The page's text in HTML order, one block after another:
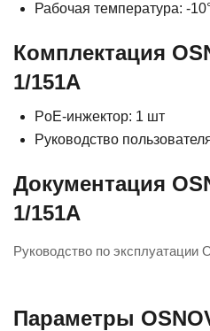
Рабочая температура: -
Комплектация
1/151A
PoE-инжектор: 1 шт
Руководство
Документация
1/151A
Руководство по эксплуатации
Параметры